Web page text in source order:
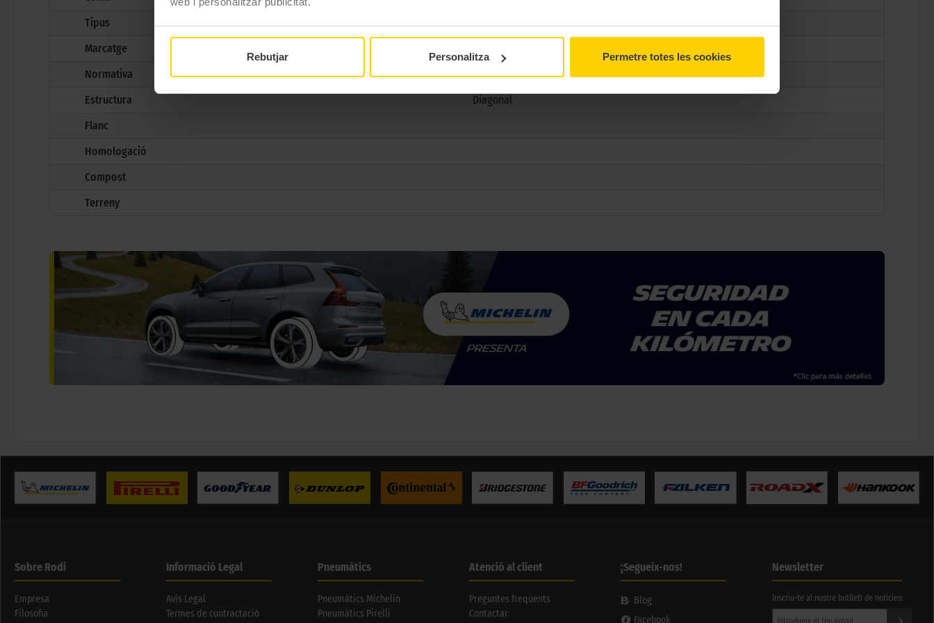
Rebutjar Personalitza Permetre totes les cookies
Tipus
Urbano
Marcatge
Normativa
TL
Estructura
Diagonal
Flanc
Homologació
Compost
Terreny
Sobre Rodi
Empresa
Filosofia
Informació Legal
Avís Legal
Termes de contractació
Pneumàtics
Pneumàtics Michelin
Pneumàtics Pirelli
Atenció al client
Preguntes freqüents
Contactar
¡Segueix-nos!
Blog
Facebook
Newsletter
Inscriu-te al nostre butlletí de notícies: